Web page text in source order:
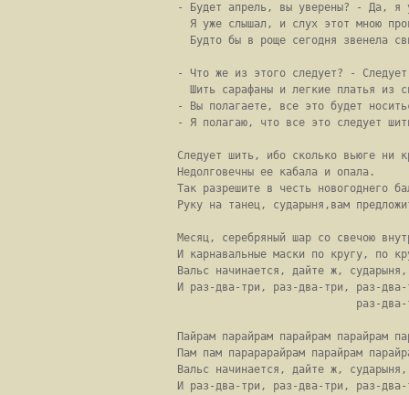
- Будет апрель, вы уверены? - Да, я
Я уже слышал, и слух этот мною
Будто бы в роще сегодня звенела
- Что же из этого следует? -
Шить сарафаны и легкие платья из
- Вы полагаете, все это будет
- Я полагаю, что все это следует
Следует шить, ибо сколько вьюге ни
Недолговечны ее кабала и опала.
Так разрешите в честь новогоднего
Руку на танец, сударыня,вам
Месяц, серебряный шар со свечою
И карнавальные маски по кругу, по
Вальс начинается, дайте ж,
И раз-два-три, раз-два-три, раз-
раз-
Пайрам парайрам парайрам парайрам
Пам пам парарарайрам парайрам
Вальс начинается, дайте ж,
И раз-два-три, раз-два-три, раз-